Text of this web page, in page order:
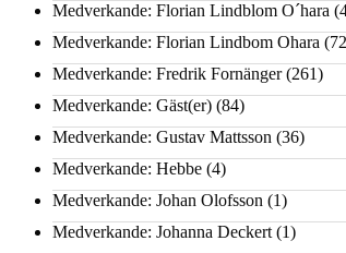
Medverkande: Florian Lindblom O´hara
Medverkande: Florian Lindbom Ohara
Medverkande: Fredrik Fornänger(261)
Medverkande: Gäst(er) (84)
Medverkande: Gustav Mattsson (36)
Medverkande: Hebbe (4)
Medverkande: Johan Olofsson (1)
Medverkande: Johanna Deckert (1)